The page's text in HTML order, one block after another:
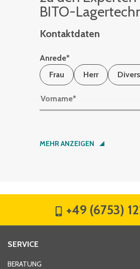
BITO-
Kontaktdaten
Anrede*
Frau
Herr Divers
Vorname*
Nachname*
Hausnummer
MEHR ANZEIGEN
+49 (6753)
SERVICE
BERATUNG